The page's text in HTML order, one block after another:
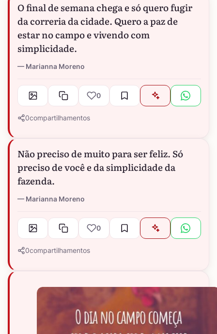
O final de semana chega e só quero fugir
da correria da cidade. Quero a paz de
estar no campo e vivendo com
simplicidade.
Marianna Moreno
0
0compartilhamentos
Não preciso de muito para ser feliz. Só
preciso de você e da simplicidade da
fazenda.
Marianna Moreno
0
0compartilhamentos